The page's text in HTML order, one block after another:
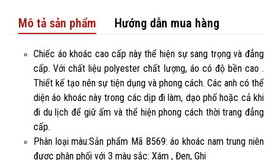
Mô tả sản phẩm Hướng dẫn mua hàng
Chiếc áo khoác cao cấp này thể hiện sự sang trọng và đẳng
cấp. Với chất liệu polyester chất lượng, áo có độ bền cao .
Thiết kế tạo nên sự tiện dụng và phong cách. Các anh có thể
diện áo khoác này trong các dịp đi làm, dạo phố hoặc cả khi
đi du lịch để giữ ấm và thể hiện phong cách thời trang đẳng
cấp.
Phân loại màu:Sản phẩm Mã B569: áo khoác nam trung niên
được phân phối với 3 màu sắc: Xám , Đen, Ghi